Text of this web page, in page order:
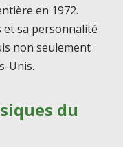
en 1972.
et sa personnalité
non seulement
Unis.
du